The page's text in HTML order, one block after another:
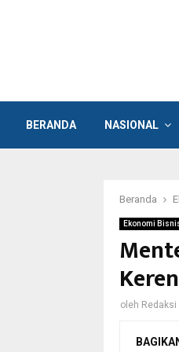
BERANDA NASIONAL
Beranda
Ekonomi
oleh Redaksi